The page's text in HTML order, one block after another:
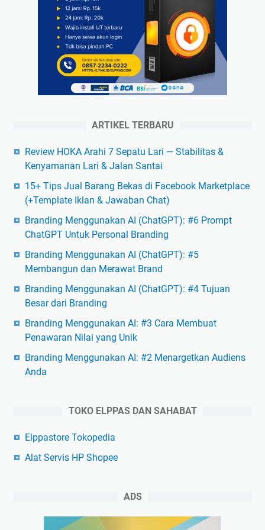
ARTIKEL TERBARU
Review HOKA Arahi 7 Sepatu Lari — Stabilitas &
Kenyamanan Lari & Jalan Santai
15+ Tips Jual Barang Bekas di Facebook Marketplace
(+Template Iklan & Jawaban Chat)
Branding Menggunakan AI (ChatGPT): #6 Prompt
ChatGPT Untuk Personal Branding
Branding Menggunakan AI (ChatGPT): #5
Membangun dan Merawat Brand
Branding Menggunakan AI (ChatGPT): #4 Tujuan
Besar dari Branding
Branding Menggunakan AI: #3 Cara Membuat
Penawaran Nilai yang Unik
Branding Menggunakan AI: #2 Menargetkan Audiens
Anda
TOKO ELPPAS DAN SAHABAT
Elppastore Tokopedia
Alat Servis HP Shopee
ADS